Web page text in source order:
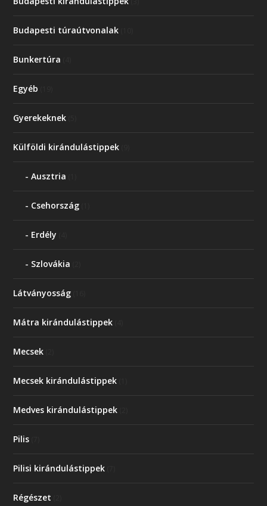
Budapesti túraútvonalak
Bunkertúra
Egyéb
Gyerekeknek
Külföldi kirándulástippek
Ausztria
Csehország
Erdély
Szlovákia
Látványosság
Mátra kirándulástippek
Mecsek
Mecsek kirándulástippek
Medves kirándulástippek
Pilis
Pilisi kirándulástippek
Régészet